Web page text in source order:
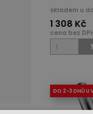
skladem u
1 308 Kč
cena bez
DO 2-3 DNŮ U